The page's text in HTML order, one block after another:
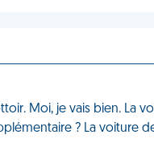
Moi, je vais bien. La
? La voiture